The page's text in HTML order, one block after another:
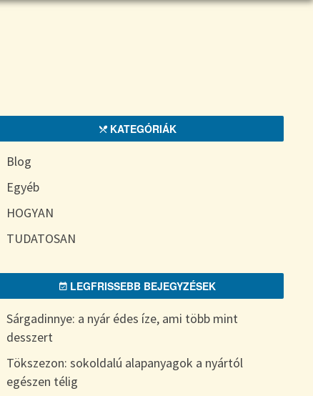
KATEGÓRIÁK
Blog
Egyéb
HOGYAN
TUDATOSAN
LEGFRISSEBB BEJEGYZÉSEK
Sárgadinnye: a nyár édes íze, ami több mint
desszert
Tökszezon: sokoldalú alapanyagok a nyártól
egészen télig